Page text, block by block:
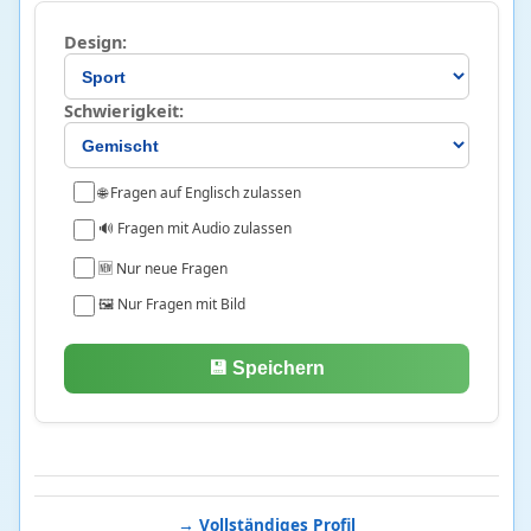
Wirtschaft
Betriebswirtschaftslehre und Unternehmen 68 • 21%
Finanzen 12 • 4%
Volkswirtschaftslehre 17 • 3%
Design:
Schwierigkeit:
🌐 Fragen auf Englisch zulassen
🔊 Fragen mit Audio zulassen
🆕 Nur neue Fragen
🖼️ Nur Fragen mit Bild
💾 Speichern
→ Vollständiges Profil